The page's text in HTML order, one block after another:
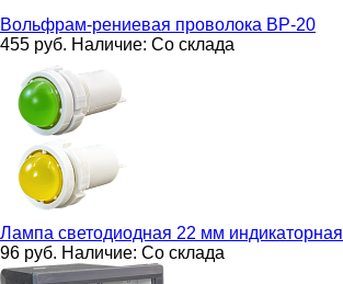
Вольфрам-рениевая проволока ВР-20
455 руб. Наличие: Со склада
Лампа светодиодная 22 мм индикаторная
96 руб. Наличие: Со склада